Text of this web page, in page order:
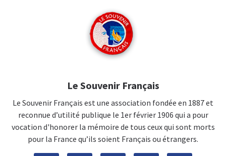
Le Souvenir Français
Le Souvenir Français est une association fondée en 1887 et
reconnue d’utilité publique le 1er février 1906 qui a pour
vocation d'honorer la mémoire de tous ceux qui sont morts
pour la France qu’ils soient Français ou étrangers.